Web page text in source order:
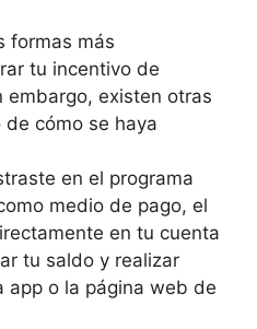
formas más
tu incentivo de
embargo, existen otras
cómo se haya
en el programa
medio de pago, el
en tu cuenta
tu saldo y realizar
app o la página web de